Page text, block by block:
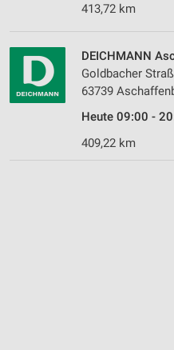
413,72 km
DEICHMANN
Goldbacher
63739
Heute 09:00 -
409,22 km